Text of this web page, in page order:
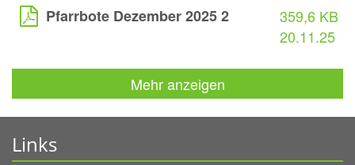
Pfarrbote Dezember 2025 2
359,6 KB
20.11.25
Mehr anzeigen
Links